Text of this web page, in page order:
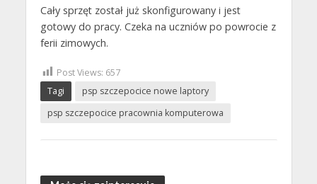
Cały sprzęt został już skonfigurowany i jest
gotowy do pracy. Czeka na uczniów po powrocie z
ferii zimowych.
Post Views: 657
Tagi
psp szczepocice nowe laptory
psp szczepocice pracownia komputerowa